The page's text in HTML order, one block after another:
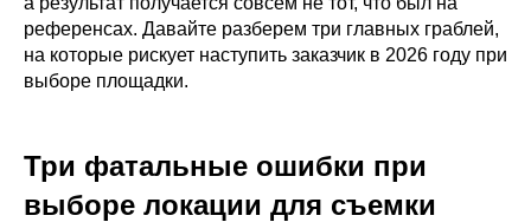
референсах. Давайте разберем три главных граблей,
на которые рискует наступить заказчик в 2026 году при
выборе площадки.
Три фатальные ошибки при
выборе локации для съемки